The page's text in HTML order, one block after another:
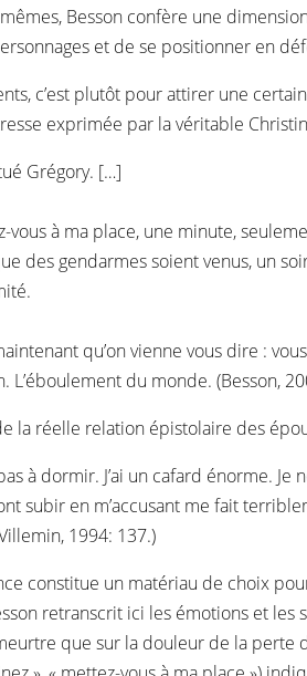
Besson confère une
et de se positionner en
c’est plutôt pour attirer une
exprimée par la véritable
Grégory. […]
vous à ma place, une minute,
des gendarmes soient venus, un
qu’on vienne vous dire :
L’éboulement du monde. (Besson,
la réelle relation épistolaire des
pas à dormir. J’ai un cafard énorme.
subir en m’accusant me fait
1994: 137.)
constitue un matériau de choix
retranscrit ici les émotions et les
que sur la douleur de la perte